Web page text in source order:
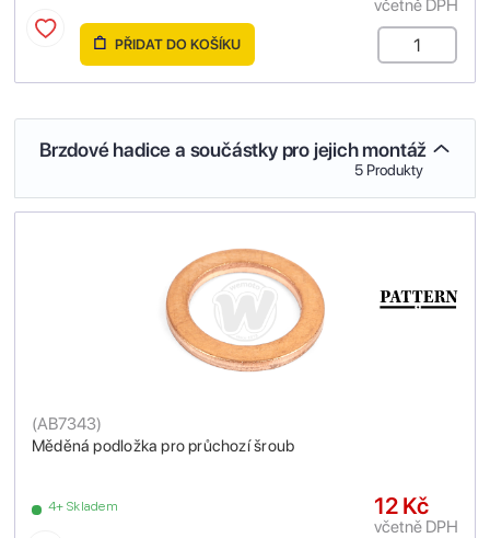
včetně DPH
PŘIDAT DO KOŠÍKU
Brzdové hadice a součástky pro jejich montáž
5 Produkty
Měděná podložka pro průchozí šroub
(AB7343)
4+ Skladem 12 Kč
včetně DPH